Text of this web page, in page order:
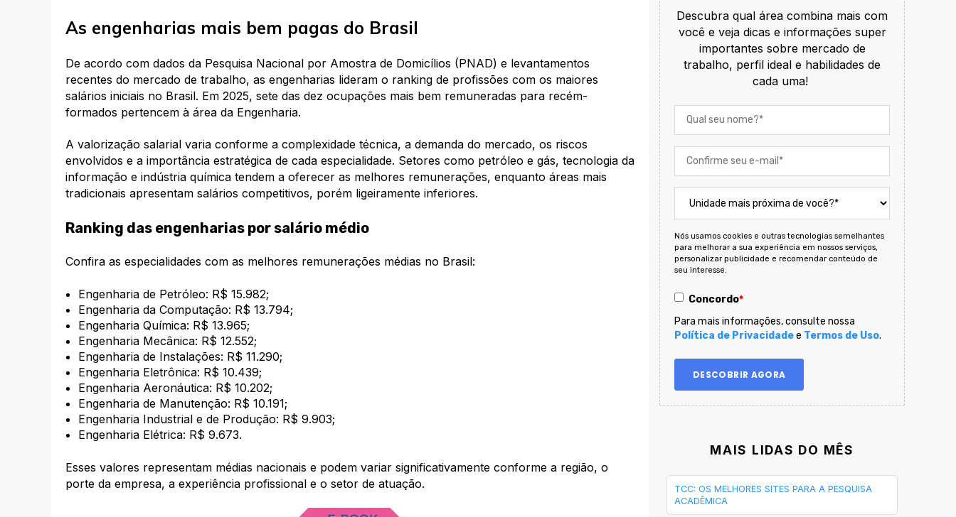
As engenharias mais bem pagas do Brasil
De acordo com dados da Pesquisa Nacional por Amostra de Domicílios (PNAD) e levantamentos
recentes do mercado de trabalho, as engenharias lideram o ranking de profissões com os maiores
salários iniciais no Brasil. Em 2025, sete das dez ocupações mais bem remuneradas para recém-
formados pertencem à área da Engenharia.
A valorização salarial varia conforme a complexidade técnica, a demanda do mercado, os riscos
envolvidos e a importância estratégica de cada especialidade. Setores como petróleo e gás, tecnologia da
informação e indústria química tendem a oferecer as melhores remunerações, enquanto áreas mais
tradicionais apresentam salários competitivos, porém ligeiramente inferiores.
Ranking das engenharias por salário médio
Confira as especialidades com as melhores remunerações médias no Brasil:
Engenharia de Petróleo: R$ 15.982;
Engenharia da Computação: R$ 13.794;
Engenharia Química: R$ 13.965;
Engenharia Mecânica: R$ 12.552;
Engenharia de Instalações: R$ 11.290;
Engenharia Eletrônica: R$ 10.439;
Engenharia Aeronáutica: R$ 10.202;
Engenharia de Manutenção: R$ 10.191;
Engenharia Industrial e de Produção: R$ 9.903;
Engenharia Elétrica: R$ 9.673.
Esses valores representam médias nacionais e podem variar significativamente conforme a região, o
porte da empresa, a experiência profissional e o setor de atuação.
Descubra qual área combina mais com
você e veja dicas e informações super
importantes sobre mercado de
trabalho, perfil ideal e habilidades de
cada uma!
Nós usamos cookies e outras tecnologias semelhantes
para melhorar a sua experiência em nossos serviços,
personalizar publicidade e recomendar conteúdo de
seu interesse.
Concordo*
Para mais informações, consulte nossa
Política de Privacidadee Termos de Uso.
MAIS LIDAS DO MÊS
TCC: OS MELHORES SITES PARA A PESQUISA
ACADÊMICA